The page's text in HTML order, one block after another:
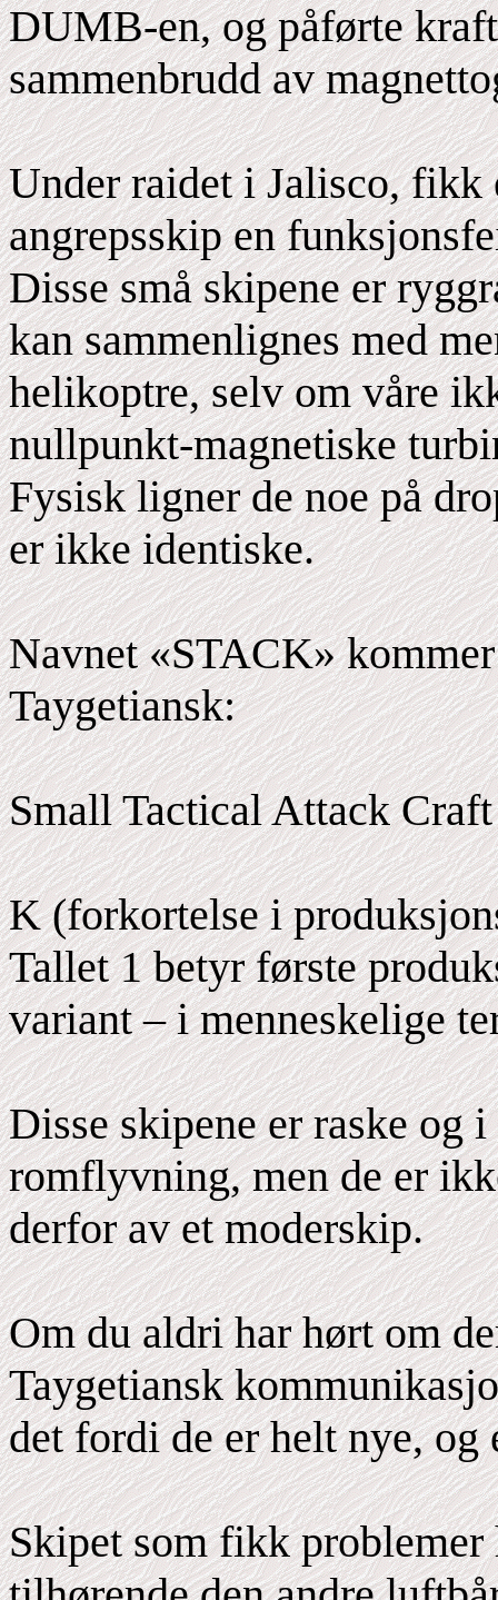
DUMB-en, og påførte
sammenbrudd av
Under raidet i Jalisco, fikk
angrepsskip en
Disse små skipene er
kan sammenlignes med
helikoptre, selv om våre
nullpunkt-magnetiske
Fysisk ligner de noe på
er ikke identiske.
Navnet «STACK»
Taygetiansk:
Small Tactical Attack Craft
K (forkortelse i
Tallet 1 betyr første
variant – i menneskelige
Disse skipene er raske og
romflyvning, men de er
derfor av et moderskip.
Om du aldri har hørt om
Taygetiansk
det fordi de er helt nye,
Skipet som fikk problemer